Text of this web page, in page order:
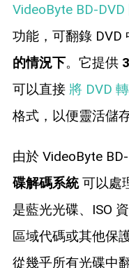
VideoByte BD-DVD
功能，可翻錄 DVD
的情況下。它提供
可以直接 將 DVD
格式，以便靈活儲
由於 VideoByte
碟解碼系統可以處
是藍光光碟、ISO
區域代碼或其他保
從幾乎所有光碟中